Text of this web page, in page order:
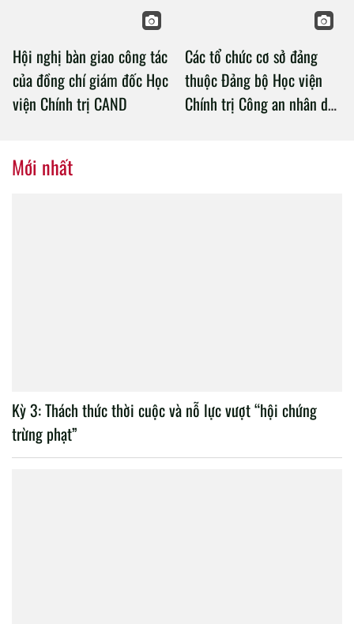
Hội nghị bàn giao công tác
của đồng chí giám đốc Học
viện Chính trị CAND
Các tổ chức cơ sở đảng
thuộc Đảng bộ Học viện
Chính trị Công an nhân dân
Mới nhất
Kỳ 3: Thách thức thời cuộc và nỗ lực vượt “hội chứng
trừng phạt”